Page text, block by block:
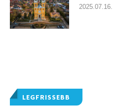
LEGFRISSEBB
2025.07.16.